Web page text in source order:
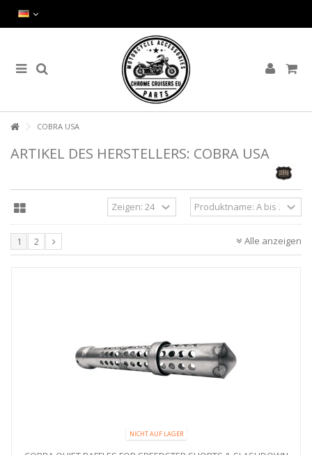
COBRA USA
ARTIKEL DES HERSTELLERS: COBRA USA
Alle anzeigen
1 2
NICHT AUF LAGER